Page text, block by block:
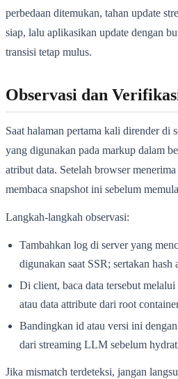
perbedaan ditemukan, tahan update
siap, lalu aplikasikan update dengan
transisi tetap mulus.
Observasi dan
Saat halaman pertama kali dirender di
yang digunakan pada markup dalam
atribut data. Setelah browser
membaca snapshot ini sebelum
Langkah-langkah observasi:
Tambahkan log di server yang
digunakan saat SSR; sertakan hash
Di client, baca data tersebut melalui
atau data attribute dari root
Bandingkan id atau versi ini
dari streaming LLM sebelum
Jika mismatch terdeteksi, jangan